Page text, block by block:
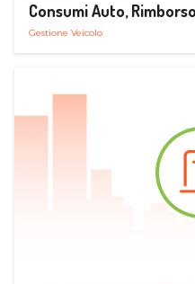
Consumi Auto,
Gestione Veicolo